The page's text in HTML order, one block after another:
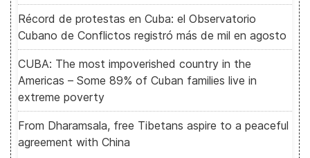
Récord de protestas en Cuba: el Observatorio
Cubano de Conflictos registró más de mil en agosto
CUBA: The most impoverished country in the
Americas – Some 89% of Cuban families live in
extreme poverty
From Dharamsala, free Tibetans aspire to a peaceful
agreement with China